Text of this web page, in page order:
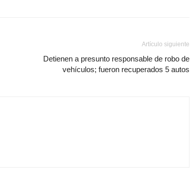
Artículo siguiente
Detienen a presunto responsable de robo de
vehículos; fueron recuperados 5 autos